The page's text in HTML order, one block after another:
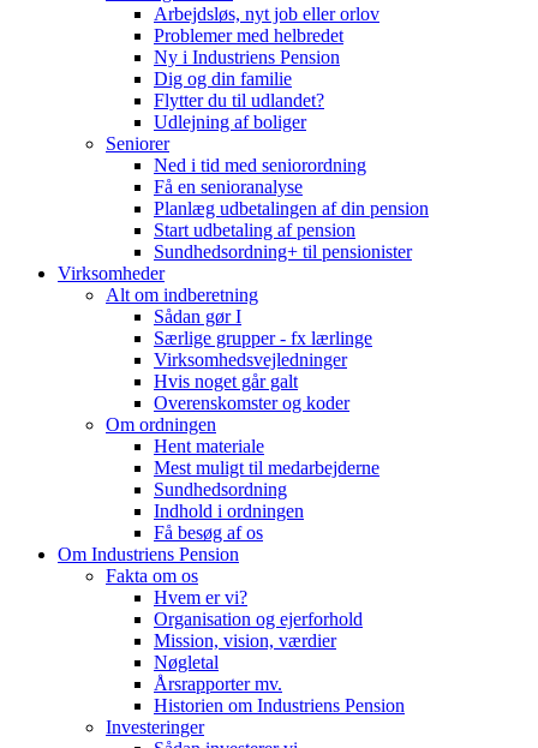
Arbejdsløs, nyt job eller orlov
Problemer med helbredet
Ny i Industriens Pension
Dig og din familie
Flytter du til udlandet?
Udlejning af boliger
Seniorer
Ned i tid med seniorordning
Få en senioranalyse
Planlæg udbetalingen af din pension
Start udbetaling af pension
Sundhedsordning+ til pensionister
Virksomheder
Alt om indberetning
Sådan gør I
Særlige grupper - fx lærlinge
Virksomhedsvejledninger
Hvis noget går galt
Overenskomster og koder
Om ordningen
Hent materiale
Mest muligt til medarbejderne
Sundhedsordning
Indhold i ordningen
Få besøg af os
Om Industriens Pension
Fakta om os
Hvem er vi?
Organisation og ejerforhold
Mission, vision, værdier
Nøgletal
Årsrapporter mv.
Historien om Industriens Pension
Investeringer